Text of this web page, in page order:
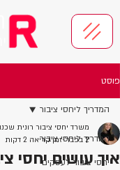
פוסט
המדריך ליחסי ציבור
יחסי ציבור לעסקים
המדריך ליחסי ציבור
איך עושים יחסי
משרד יחסי ציבור רונית
2 בפבר׳
זמן קריאה 2 דקות